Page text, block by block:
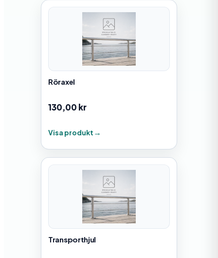
Röraxel
130,00 kr
Visa produkt
Transporthjul